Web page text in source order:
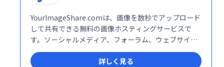
YourImageShare.comは、画像を数秒でアップロード
して共有できる無料の画像ホスティングサービスで
す。ソーシャルメディア、フォーラム、ウェブサイト
など、様々な場所への画像共有が簡単にできます。手
軽で迅速な画像共有をお探しの方に最適です。
詳しく見る